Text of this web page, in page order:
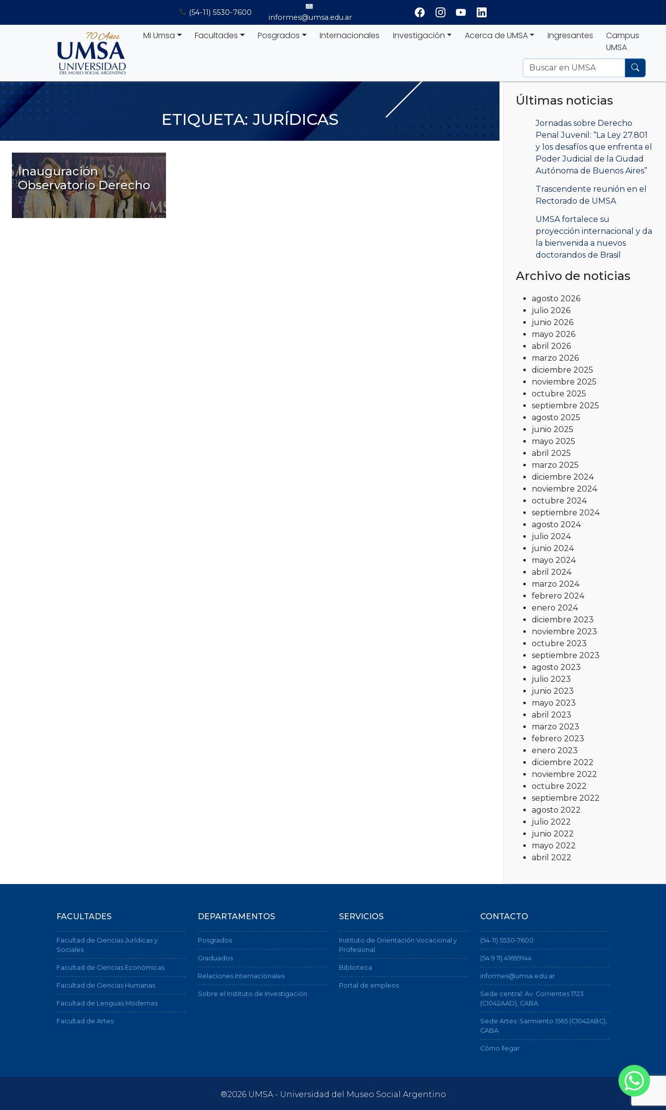
(54-11) 5530-7600
informes@umsa.edu.ar
Mi Umsa Facultades Posgrados Internacionales Investigación Acerca de UMSA Ingresantes
Campus
UMSA
ETIQUETA: JURÍDICAS
Inauguración
Observatorio Derecho
23 mayo, 2022
Últimas noticias
Jornadas sobre Derecho
Penal Juvenil: “La Ley 27.801
y los desafíos que enfrenta el
Poder Judicial de la Ciudad
Autónoma de Buenos Aires”
Trascendente reunión en el
Rectorado de UMSA
UMSA fortalece su
proyección internacional y da
la bienvenida a nuevos
doctorandos de Brasil
Archivo de noticias
agosto 2026
julio 2026
junio 2026
mayo 2026
abril 2026
marzo 2026
diciembre 2025
noviembre 2025
octubre 2025
septiembre 2025
agosto 2025
junio 2025
mayo 2025
abril 2025
marzo 2025
diciembre 2024
noviembre 2024
octubre 2024
septiembre 2024
agosto 2024
julio 2024
junio 2024
mayo 2024
abril 2024
marzo 2024
febrero 2024
enero 2024
diciembre 2023
noviembre 2023
octubre 2023
septiembre 2023
agosto 2023
julio 2023
junio 2023
mayo 2023
abril 2023
marzo 2023
febrero 2023
enero 2023
diciembre 2022
noviembre 2022
octubre 2022
septiembre 2022
agosto 2022
julio 2022
junio 2022
mayo 2022
abril 2022
FACULTADES
Facultad de Ciencias Jurídicas y
Sociales
Facultad de Ciencias Económicas
Facultad de Ciencias Humanas
Facultad de Lenguas Modernas
Facultad de Artes
DEPARTAMENTOS
Posgrados
Graduados
Relaciones Internacionales
Sobre el Instituto de Investigación
SERVICIOS
Instituto de Orientación Vocacional y
Profesional
Biblioteca
Portal de empleos
CONTACTO
(54-11) 5530-7600
(54 9 11) 41699144
informes@umsa.edu.ar
Sede central: Av. Corrientes 1723
(C1042AAD), CABA
Sede Artes: Sarmiento 1565 (C1042ABC),
CABA
Cómo llegar
®2026 UMSA - Universidad del Museo Social Argentino